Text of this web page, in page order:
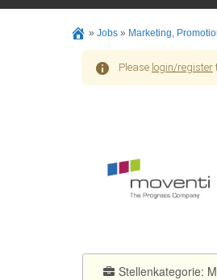
» Jobs » Marketing,
Please login/register
Stellenkategorie: